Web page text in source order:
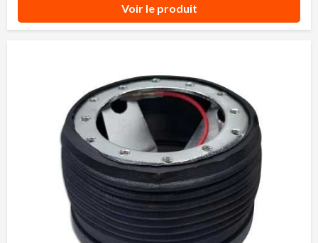
Voir le produit